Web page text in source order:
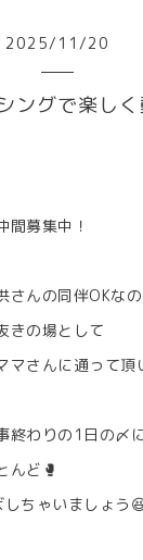
2025/ 11 /20
ングで楽しく
間募集中！
さんの同伴OKな
きの場として
マさんに通って
終わりの1日の〆
んど🥊
ちゃいましょう